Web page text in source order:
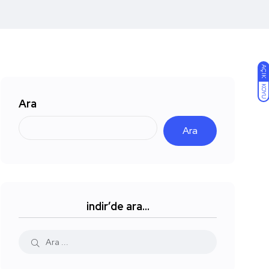
AÇIK
KOYU
Ara
Ara
indir’de ara…